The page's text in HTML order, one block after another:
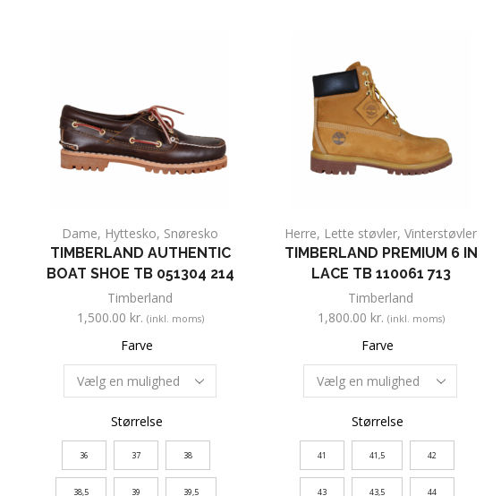
Dame, Hyttesko, Snøresko
TIMBERLAND AUTHENTIC
BOAT SHOE TB 051304 214
Timberland
1,500.00 kr. (inkl. moms)
Farve
Størrelse
36 37 38
38,5 39 39,5
Herre, Lette støvler,Vinterstøvler
TIMBERLAND PREMIUM 6 IN
LACE TB 110061 713
Timberland
1,800.00 kr. (inkl. moms)
Farve
Størrelse
41 41,5 42
43 43,5 44